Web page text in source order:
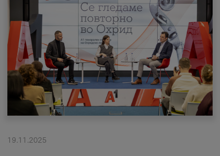
МК SQ
Приватни Деловни
Поддршка
Надополни кредит
19.11.2025